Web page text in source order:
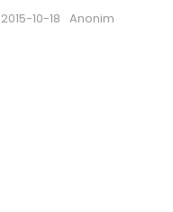
2015-10-18 Anonim